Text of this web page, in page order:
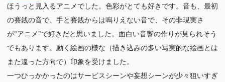
ほうっと見入るアニメでした。色彩がとても好きです。音も、最初
の賽銭の音で、手と賽銭からは鳴りえない音で、その非現実さ
が"アニメ"で好きだと思いました。面白い音響の作りが見られそう
でもあります。動く絵画の様な（描き込みの多い写実的な絵画とは
また違った方向で）印象を受けました。
一つひっかかったのはサービスシーンや妄想シーンが少々狙いすぎ